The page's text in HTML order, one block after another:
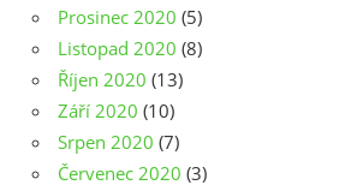
Prosinec 2020 (5)
Listopad 2020 (8)
Říjen 2020 (13)
Září 2020 (10)
Srpen 2020 (7)
Červenec 2020 (3)